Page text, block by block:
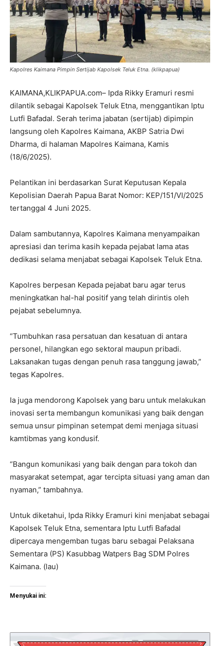
Kapolres Kaimana Pimpin Sertijab Kapolsek Teluk Etna. (klikpapua)
KAIMANA,KLIKPAPUA.com– Ipda Rikky Eramuri resmi
dilantik sebagai Kapolsek Teluk Etna, menggantikan Iptu
Lutfi Bafadal. Serah terima jabatan (sertijab) dipimpin
langsung oleh Kapolres Kaimana, AKBP Satria Dwi
Dharma, di halaman Mapolres Kaimana, Kamis
(18/6/2025).
Pelantikan ini berdasarkan Surat Keputusan Kepala
Kepolisian Daerah Papua Barat Nomor: KEP/151/VI/2025
tertanggal 4 Juni 2025.
Dalam sambutannya, Kapolres Kaimana menyampaikan
apresiasi dan terima kasih kepada pejabat lama atas
dedikasi selama menjabat sebagai Kapolsek Teluk Etna.
Kapolres berpesan Kepada pejabat baru agar terus
meningkatkan hal-hal positif yang telah dirintis oleh
pejabat sebelumnya.
“Tumbuhkan rasa persatuan dan kesatuan di antara
personel, hilangkan ego sektoral maupun pribadi.
Laksanakan tugas dengan penuh rasa tanggung jawab,”
tegas Kapolres.
Ia juga mendorong Kapolsek yang baru untuk melakukan
inovasi serta membangun komunikasi yang baik dengan
semua unsur pimpinan setempat demi menjaga situasi
kamtibmas yang kondusif.
“Bangun komunikasi yang baik dengan para tokoh dan
masyarakat setempat, agar tercipta situasi yang aman dan
nyaman,” tambahnya.
Untuk diketahui, Ipda Rikky Eramuri kini menjabat sebagai
Kapolsek Teluk Etna, sementara Iptu Lutfi Bafadal
dipercaya mengemban tugas baru sebagai Pelaksana
Sementara (PS) Kasubbag Watpers Bag SDM Polres
Kaimana. (lau)
Menyukai ini: